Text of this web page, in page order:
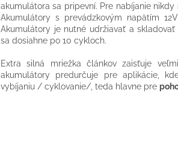
akumulátora sa pripevní. Pre nabíjanie
Akumulátory s prevádzkovým napätím
Akumulátory je nutné udržiavať a
sa dosiahne po 10 cykloch.
Extra silná mriežka článkov zaisťuje
akumulátory predurčuje pre aplikácie,
vybíjaniu / cyklovanie/, teda hlavne pre